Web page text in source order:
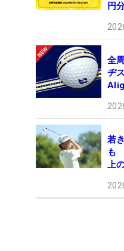
円
全
ヂ
若
も
上